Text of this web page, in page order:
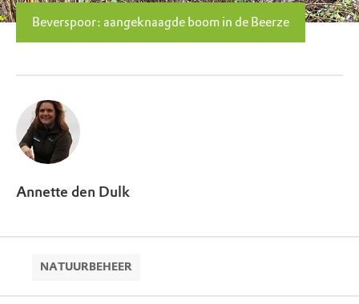
Beverspoor: aangeknaagde boom in de Beerze
Annette den Dulk
NATUURBEHEER